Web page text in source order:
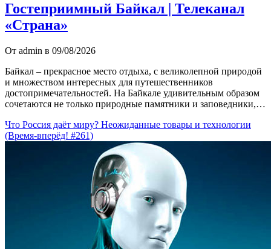
Гостеприимный Байкал | Телеканал
«Страна»
От admin в 09/08/2026
Байкал – прекрасное место отдыха, с великолепной природой
и множеством интересных для путешественников
достопримечательностей. На Байкале удивительным образом
сочетаются не только природные памятники и заповедники,…
Что Россия даёт миру? Неожиданные товары и технологии
(Время-вперёд! #261)